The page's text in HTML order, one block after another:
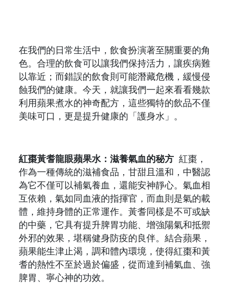
在我們的日常生活中，飲食扮演著至關重要的角
色。合理的飲食可以讓我們保持活力，讓疾病難
以靠近；而錯誤的飲食則可能潛藏危機，緩慢侵
蝕我們的健康。今天，就讓我們一起來看看幾款
利用蘋果煮水的神奇配方，這些獨特的飲品不僅
美味可口，更是提升健康的「護身水」。
紅棗黃耆龍眼蘋果水：滋養氣血的秘方 紅棗，
作為一種傳統的滋補食品，甘甜且溫和，中醫認
為它不僅可以補氣養血，還能安神靜心。氣血相
互依賴，氣如同血液的指揮官，而血則是氣的載
體，維持身體的正常運作。黃耆同樣是不可或缺
的中藥，它具有提升脾胃功能、增強陽氣和抵禦
外邪的效果，堪稱健身防疫的良伴。結合蘋果，
蘋果能生津止渴，調和體內環境，使得紅棗和黃
耆的熱性不至於過於偏盛，從而達到補氣血、強
脾胃、寧心神的功效。